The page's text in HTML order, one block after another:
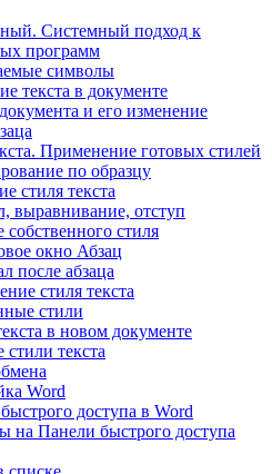
Системный подход к
программ
символы
текста в документе
и его изменение
Применение готовых стилей
по образцу
стиля текста
выравнивание, отступ
стиля
окно Абзац
после абзаца
стиля текста
стили
в новом документе
текста
Word
доступа в Word
на Панели быстрого доступа